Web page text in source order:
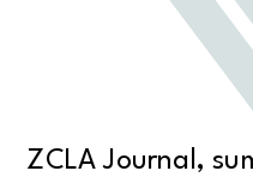
ZCLA Journal,